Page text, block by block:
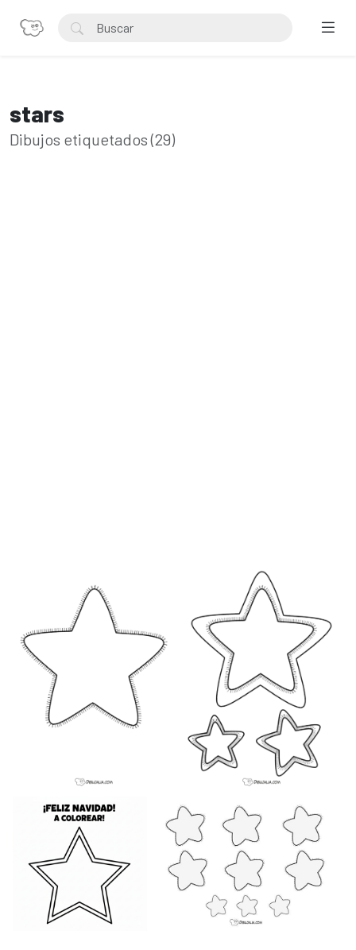
stars
Dibujos etiquetados (29)